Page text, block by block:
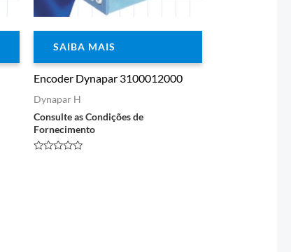
SAIBA MAIS
Encoder Dynapar 3100012000
Dynapar H
Consulte as Condições de
Fornecimento